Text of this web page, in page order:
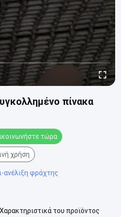
πίνακα
τώρα
χρήση
ανέλιξη φράχτης
του προϊόντος